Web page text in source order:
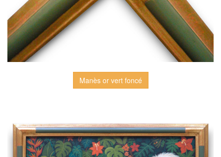
Manès or vert foncé